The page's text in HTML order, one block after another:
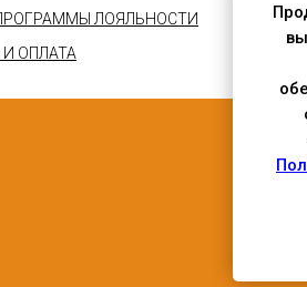
ЛОЯЛЬНОСТИ
ОПЛАТА